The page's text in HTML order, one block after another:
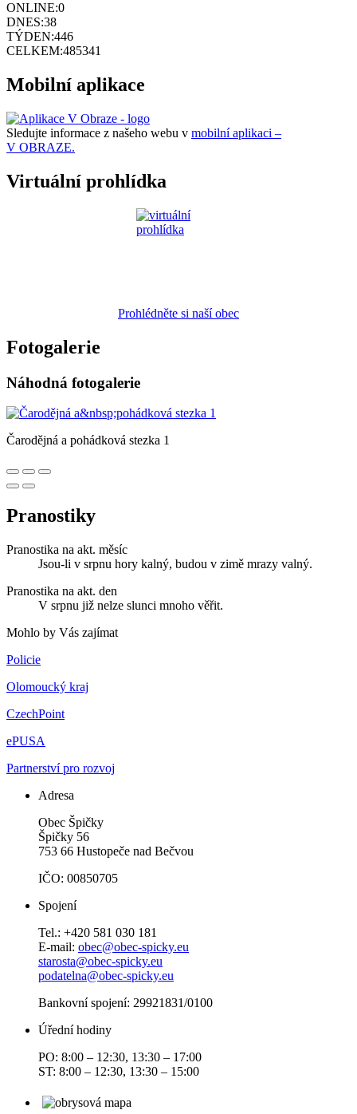
ONLINE:0
DNES:38
TÝDEN:446
CELKEM:485341
Mobilní aplikace
Sledujte informace z našeho webu v mobilní aplikaci –
V OBRAZE.
Virtuální prohlídka
Prohlédněte si naší obec
Fotogalerie
Náhodná fotogalerie
Čarodějná a pohádková stezka 1
Pranostiky
Pranostika na akt. měsíc
Jsou-li v srpnu hory kalný, budou v zimě mrazy valný.
Pranostika na akt. den
V srpnu již nelze slunci mnoho věřit.
Mohlo by Vás zajímat
Policie
Olomoucký kraj
CzechPoint
ePUSA
Partnerství pro rozvoj
Adresa
Obec Špičky
Špičky 56
753 66 Hustopeče nad Bečvou
IČO: 00850705
Spojení
Tel.: +420 581 030 181
E-mail: obec@obec-spicky.eu
starosta@obec-spicky.eu
podatelna@obec-spicky.eu
Bankovní spojení: 29921831/0100
Úřední hodiny
PO: 8:00 – 12:30, 13:30 – 17:00
ST: 8:00 – 12:30, 13:30 – 15:00